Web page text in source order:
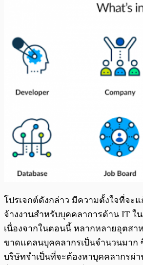
โปรเจกต์ดังกล่าว มีความตั้งใจที่จะ
จ้างงานสำหรับบุคคลาการด้าน IT ใ
เนื่องจากในตอนนี้ หลากหลายอุตสา
ขาดแคลนบุคคลากรเป็นจำนวนมาก
บริษัทจำเป็นที่จะต้องหาบุคคลากรผ่